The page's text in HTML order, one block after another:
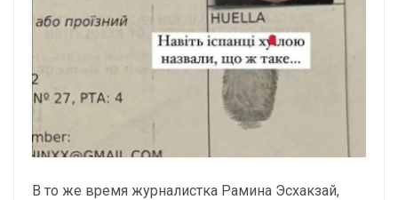
В то же время журналистка Рамина Эсхакзай,